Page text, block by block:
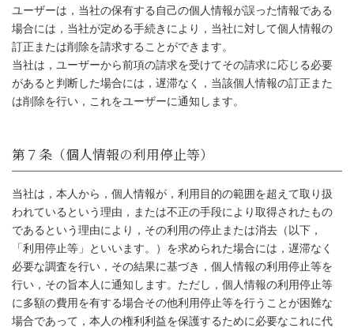
第５条（個人情報の開示）
ユーザーは，当社の保有する自己の個人情報が誤った情報である
場合には，当社が定める手続きにより，当社に対して個人情報の
訂正または削除を請求することができます。
当社は，ユーザーから前項の請求を受けてその請求に応じる必要
があると判断した場合には，遅滞なく，当該個人情報の訂正また
は削除を行い，これをユーザーに通知します。
当社は，本人から，個人情報が，利用目的の範囲を超えて取り扱
われているという理由，または不正の手段により取得されたもの
であるという理由により，その利用の停止または消去（以下，
「利用停止等」といいます。）を求められた場合には，遅滞なく
必要な調査を行い，その結果に基づき，個人情報の利用停止等を
行い，その旨本人に通知します。ただし，個人情報の利用停止等
に多額の費用を有する場合その他利用停止等を行うことが困難な
場合であって，本人の権利利益を保護するために必要なこれに代